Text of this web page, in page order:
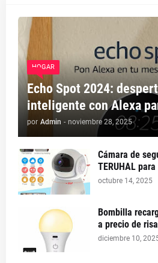
HOGAR
Echo Spot 2024:
inteligente con Alexa
por Admin - noviembre 28, 2025
Cámara de
TERUHAL
octubre 14, 2025
Bombilla
a precio de risa
diciembre 10,